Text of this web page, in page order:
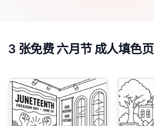
3 张免费 六月节 成人填色页